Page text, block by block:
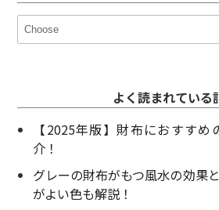
よく読まれている
【2025年版】財布におすす
介！
グレーの財布がもつ風水の効果
がよい色も解説！